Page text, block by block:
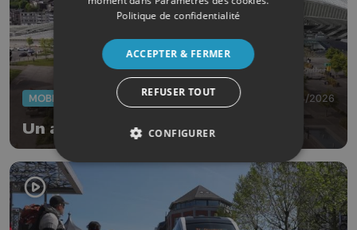
MOBILITÉ 30/04/2026
Un an de tram: et maintenant?
Politique de confidentialité
ACCEPTER & FERMER
REFUSER TOUT
CONFIGURER